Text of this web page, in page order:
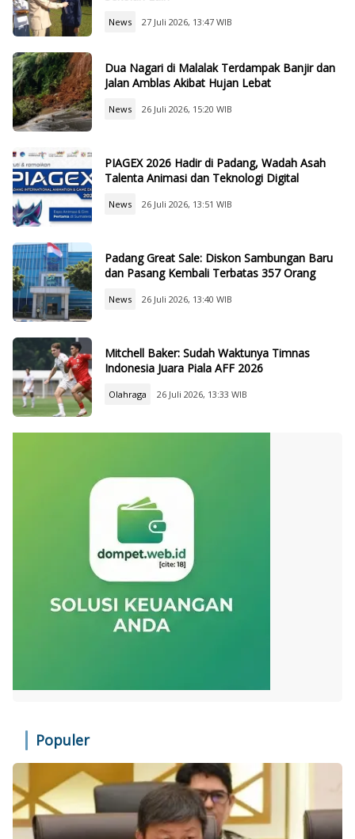
News 27 Juli 2026, 13:47 WIB
Dua Nagari di Malalak Terdampak Banjir dan
Jalan Amblas Akibat Hujan Lebat
News 26 Juli 2026, 15:20 WIB
PIAGEX 2026 Hadir di Padang, Wadah Asah
Talenta Animasi dan Teknologi Digital
News 26 Juli 2026, 13:51 WIB
Padang Great Sale: Diskon Sambungan Baru
dan Pasang Kembali Terbatas 357 Orang
News 26 Juli 2026, 13:40 WIB
Mitchell Baker: Sudah Waktunya Timnas
Indonesia Juara Piala AFF 2026
Olahraga 26 Juli 2026, 13:33 WIB
Populer